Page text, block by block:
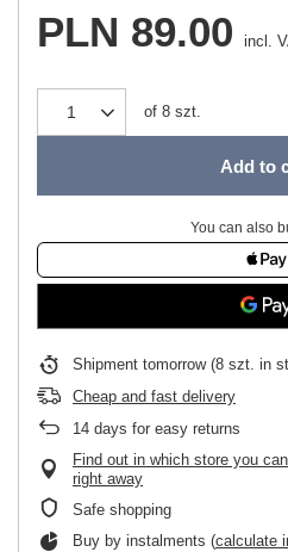
PLN 89.00 incl.
of 8 szt.
Add to
You can also
Shipment tomorrow (8 szt. in
Cheap and fast delivery
14 days for easy returns
Find out in which store you
right away
Safe shopping
Buy by instalments (calculate